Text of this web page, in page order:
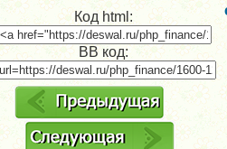
Код html:
BB код: